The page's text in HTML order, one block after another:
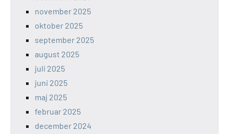
november 2025
oktober 2025
september 2025
august 2025
juli 2025
juni 2025
maj 2025
februar 2025
december 2024